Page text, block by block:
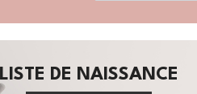
LISTE DE NAISSANCE